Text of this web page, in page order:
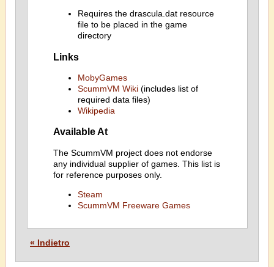
Requires the drascula.dat resource
file to be placed in the game
directory
Links
MobyGames
ScummVM Wiki(includes list of
required data files)
Wikipedia
Available At
The ScummVM project does not endorse
any individual supplier of games. This list is
for reference purposes only.
Steam
ScummVM Freeware Games
« Indietro